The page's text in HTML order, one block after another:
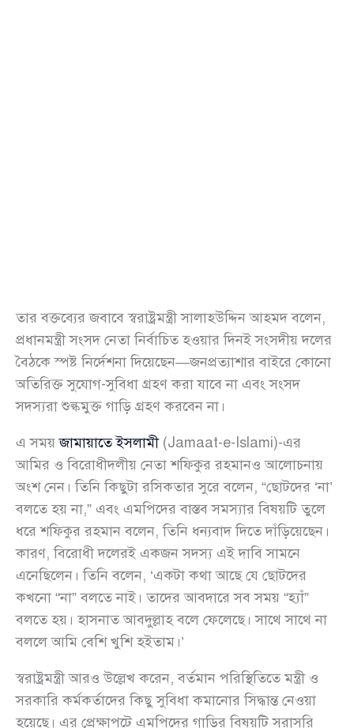
তার বক্তব্যের জবাবে স্বরাষ্ট্রমন্ত্রী সালাহউদ্দিন আহমদ বলেন,
প্রধানমন্ত্রী সংসদ নেতা নির্বাচিত হওয়ার দিনই সংসদীয় দলের
বৈঠকে স্পষ্ট নির্দেশনা দিয়েছেন—জনপ্রত্যাশার বাইরে কোনো
অতিরিক্ত সুযোগ-সুবিধা গ্রহণ করা যাবে না এবং সংসদ
সদস্যরা শুল্কমুক্ত গাড়ি গ্রহণ করবেন না।
এ সময়জামায়াতে ইসলামী(Jamaat-e-Islami)-এর
আমির ও বিরোধীদলীয় নেতা শফিকুর রহমানও আলোচনায়
অংশ নেন। তিনি কিছুটা রসিকতার সুরে বলেন, “ছোটদের ‘না’
বলতে হয় না,” এবং এমপিদের বাস্তব সমস্যার বিষয়টি তুলে
ধরে শফিকুর রহমান বলেন, তিনি ধন্যবাদ দিতে দাঁড়িয়েছেন।
কারণ, বিরোধী দলেরই একজন সদস্য এই দাবি সামনে
এনেছিলেন। তিনি বলেন, ‘একটা কথা আছে যে ছোটদের
কখনো “না” বলতে নাই। তাদের আবদারে সব সময় “হ্যাঁ”
বলতে হয়। হাসনাত আবদুল্লাহ বলে ফেলেছে। সাথে সাথে না
বললে আমি বেশি খুশি হইতাম।’
স্বরাষ্ট্রমন্ত্রী আরও উল্লেখ করেন, বর্তমান পরিস্থিতিতে মন্ত্রী ও
সরকারি কর্মকর্তাদের কিছু সুবিধা কমানোর সিদ্ধান্ত নেওয়া
হয়েছে। এর প্রেক্ষাপটে এমপিদের গাড়ির বিষয়টি সরাসরি